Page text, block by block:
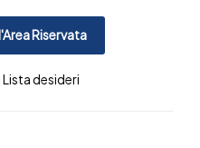
Riservata
desideri